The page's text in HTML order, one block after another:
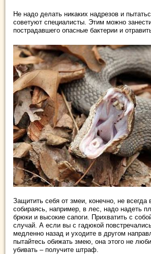
Не надо делать никаких надрезов и
советуют специалисты. Этим можно
пострадавшего опасные бактерии и
Защитить себя от змеи, конечно, не всегда
собираясь, например, в лес, надо надеть
брюки и высокие сапоги. Прихватить с
случай. А если вы с гадюкой
медленно назад и уходите в другом
пытайтесь обижать змею, она этого не
убивать – получите штраф.